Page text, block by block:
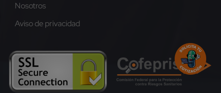
Nosotros
Aviso de privacidad